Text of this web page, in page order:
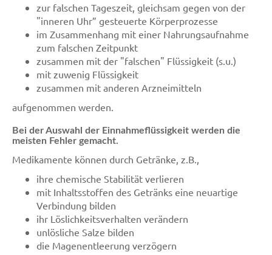
zur falschen Tageszeit, gleichsam gegen von der
"inneren Uhr” gesteuerte Körperprozesse
im Zusammenhang mit einer Nahrungsaufnahme
zum falschen Zeitpunkt
zusammen mit der "falschen" Flüssigkeit (s.u.)
mit zuwenig Flüssigkeit
zusammen mit anderen Arzneimitteln
aufgenommen werden.
Bei der Auswahl der Einnahmeflüssigkeit werden die
meisten Fehler gemacht.
Medikamente können durch Getränke, z.B.,
ihre chemische Stabilität verlieren
mit Inhaltsstoffen des Getränks eine neuartige
Verbindung bilden
ihr Löslichkeitsverhalten verändern
unlösliche Salze bilden
die Magenentleerung verzögern